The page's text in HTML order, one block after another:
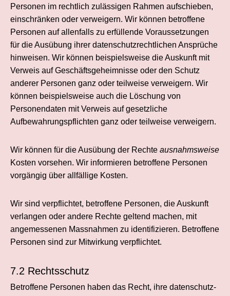
Personen im rechtlich zulässigen Rahmen aufschieben,
einschränken oder verweigern. Wir können betroffene
Personen auf allenfalls zu erfüllende Voraussetzungen
für die Ausübung ihrer datenschutzrechtlichen Ansprüche
hinweisen. Wir können beispielsweise die Auskunft mit
Verweis auf Geschäftsgeheimnisse oder den Schutz
anderer Personen ganz oder teilweise verweigern. Wir
können beispielsweise auch die Löschung von
Personendaten mit Verweis auf gesetzliche
Aufbewahrungspflichten ganz oder teilweise verweigern.
Wir können für die Ausübung der Rechte ausnahmsweise
Kosten vorsehen. Wir informieren betroffene Personen
vorgängig über allfällige Kosten.
Wir sind verpflichtet, betroffene Personen, die Auskunft
verlangen oder andere Rechte geltend machen, mit
angemessenen Massnahmen zu identifizieren. Betroffene
Personen sind zur Mitwirkung verpflichtet.
7.2 Rechtsschutz
Betroffene Personen haben das Recht, ihre datenschutz­